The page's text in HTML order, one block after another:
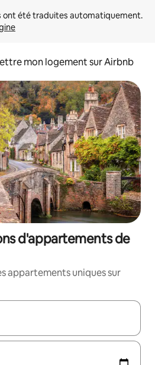
mon logement sur Airbnb
d'appartements de
appartements uniques sur
utilisez les flèches vers le